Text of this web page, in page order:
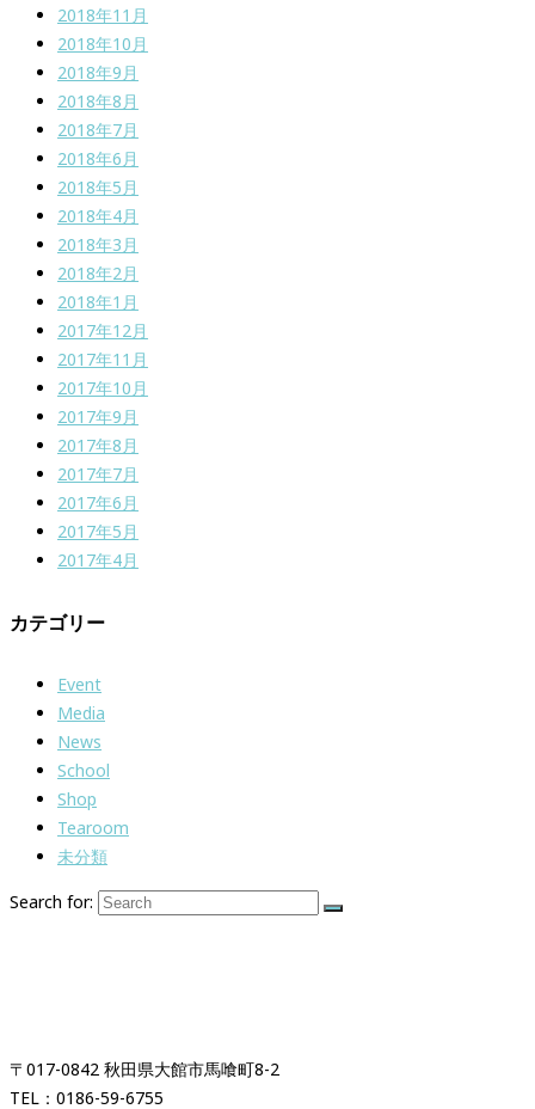
2018年11月
2018年10月
2018年9月
2018年8月
2018年7月
2018年6月
2018年5月
2018年4月
2018年3月
2018年2月
2018年1月
2017年12月
2017年11月
2017年10月
2017年9月
2017年8月
2017年7月
2017年6月
2017年5月
2017年4月
カテゴリー
Event
Media
News
School
Shop
Tearoom
未分類
Search for:
〒017-0842 秋田県大館市馬喰町8-2
TEL：0186-59-6755